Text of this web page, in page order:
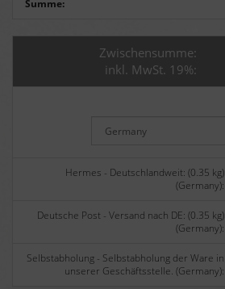
Summe:
Zwischensumme:
inkl. MwSt. 19%:
Hermes - Deutschlandweit: (0.35 kg)
(Germany):
Deutsche Post - Versand nach DE: (0.35 kg)
(Germany):
Selbstabholung - Selbstabholung der Ware in
unserer Geschäftsstelle. (Germany):